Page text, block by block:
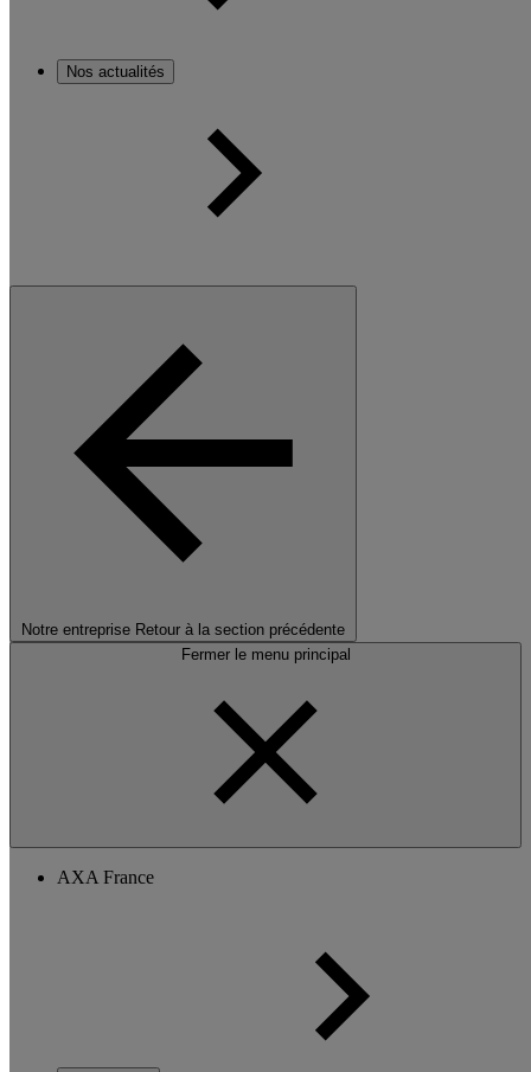
Nos actualités
Notre entreprise Retour à la section précédente
Fermer le menu principal
AXA France